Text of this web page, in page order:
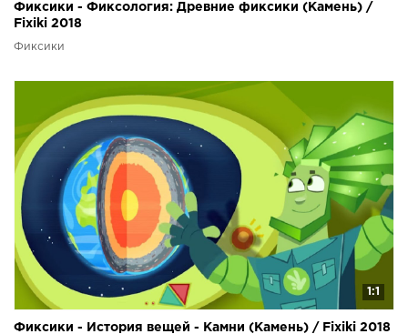
Фиксики - Фиксология: Древние фиксики (Камень) /
Fixiki 2018
Фиксики
1:1
Фиксики - История вещей - Камни (Камень) / Fixiki 2018